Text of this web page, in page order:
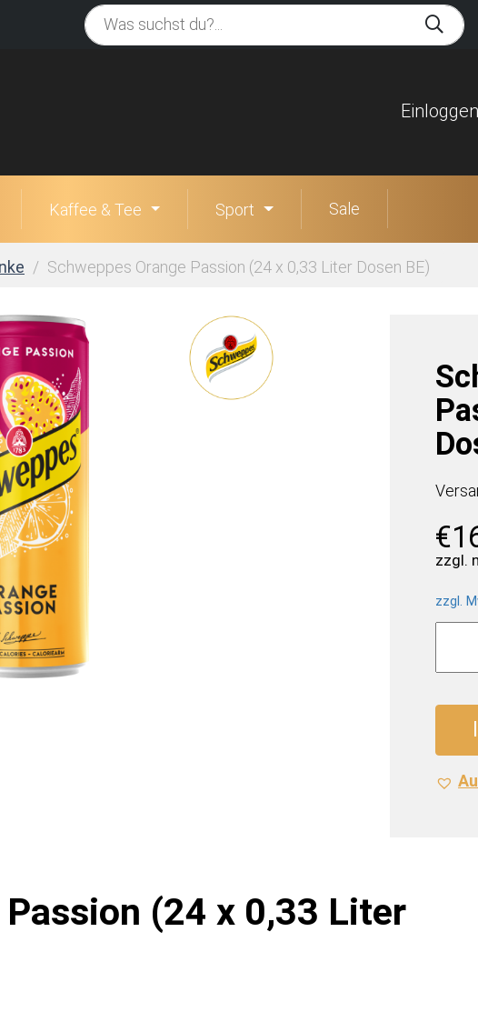
Einloggen
Kaffee & Tee Sport Sale
Schweppes Orange Passion (24 x 0,33 Liter Dosen BE)
€
zzgl.
zzgl.
Liter
(24 x 0,33 Liter